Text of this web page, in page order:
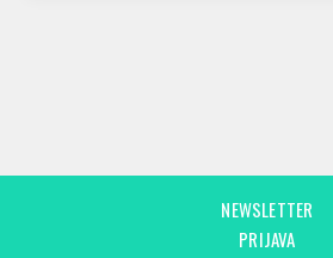
NEWSLETTER
PRIJAVA